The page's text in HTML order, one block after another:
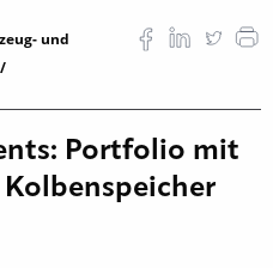
und
Portfolio mit